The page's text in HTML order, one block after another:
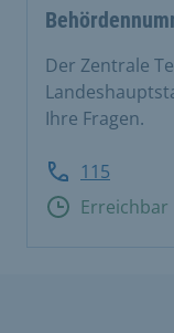
Der Zentrale
Ihre Fragen.
115
Erreichbar